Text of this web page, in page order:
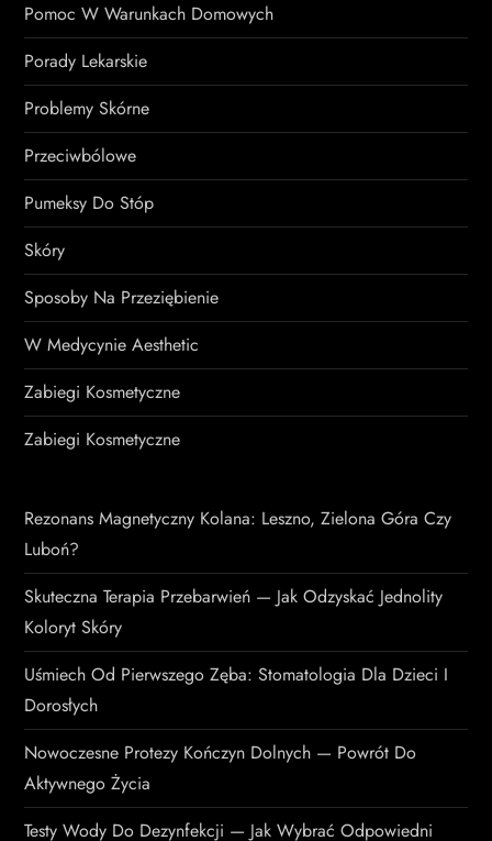
Pomoc W Warunkach Domowych
Porady Lekarskie
Problemy Skórne
Przeciwbólowe
Pumeksy Do Stóp
Skóry
Sposoby Na Przeziębienie
W Medycynie Aesthetic
Zabiegi Kosmetyczne
Zabiegi Kosmetyczne
Rezonans Magnetyczny Kolana: Leszno, Zielona Góra Czy
Luboń?
Skuteczna Terapia Przebarwień — Jak Odzyskać Jednolity
Koloryt Skóry
Uśmiech Od Pierwszego Zęba: Stomatologia Dla Dzieci I
Dorosłych
Nowoczesne Protezy Kończyn Dolnych — Powrót Do
Aktywnego Życia
Testy Wody Do Dezynfekcji — Jak Wybrać Odpowiedni